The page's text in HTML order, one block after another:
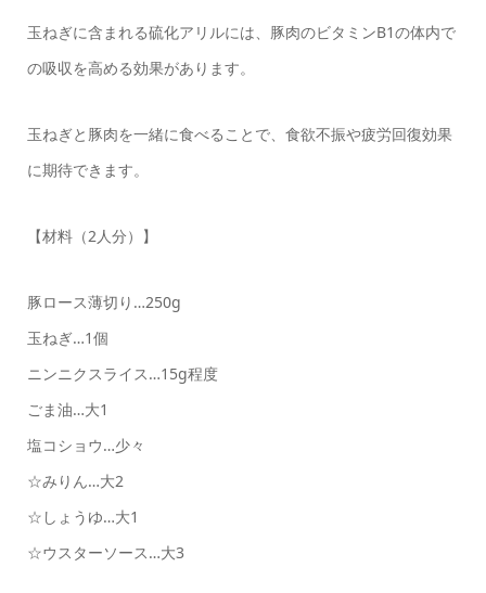
玉ねぎに含まれる硫化アリルには、豚肉のビタミンB1の体内で
の吸収を高める効果があります。
玉ねぎと豚肉を一緒に食べることで、食欲不振や疲労回復効果
に期待できます。
【材料（2人分）】
豚ロース薄切り…250g
玉ねぎ…1個
ニンニクスライス…15g程度
ごま油…大1
塩コショウ…少々
☆みりん…大2
☆しょうゆ…大1
☆ウスターソース…大3